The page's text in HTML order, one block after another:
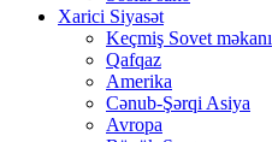
Xarici Siyasət
Keçmiş Sovet məkanı
Qafqaz
Amerika
Cənub-Şərqi Asiya
Avropa